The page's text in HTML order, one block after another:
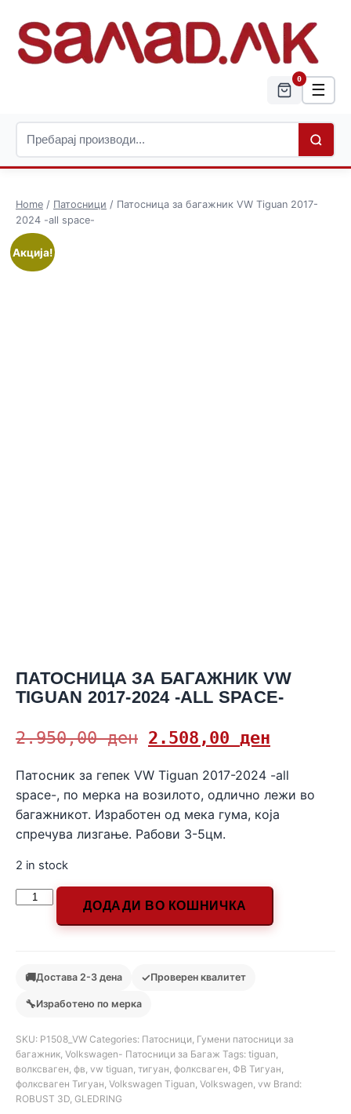
0
☰
Home / Патосници / Патосница за багажник VW Tiguan 2017-
2024 -all space-
Акција!
ПАТОСНИЦА ЗА БАГАЖНИК VW
TIGUAN 2017-2024 -ALL SPACE-
2.950,00ден 2.508,00 ден
Патосник за гепек VW Tiguan 2017-2024 -all
space-, по мерка на возилото, одлично лежи во
багажникот. Изработен од мека гума, која
спречува лизгање. Рабови 3-5цм.
2 in stock
ДОДАДИ ВО КОШНИЧКА
🚚Достава 2-3 дена ✓Проверен квалитет
🔧Изработено по мерка
SKU: Р1508_VW Categories: Патосници Гумени патосници за
багажник Volkswagen- Патосници за Багаж Tags: tiguan
волксваген фв vw tiguan тигуан фолксваген ФВ Тигуан
фолксваген Тигуан Volkswagen Tiguan Volkswagen vw Brand:
ROBUST 3D GLEDRING